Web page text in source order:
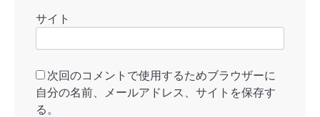
サイト
次回のコメントで使用するためブラウザーに
自分の名前、メールアドレス、サイトを保存す
る。